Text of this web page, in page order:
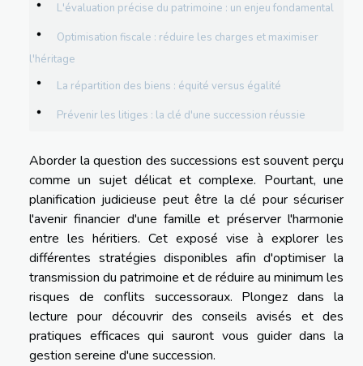
L'évaluation précise du patrimoine : un enjeu fondamental
Optimisation fiscale : réduire les charges et maximiser
l'héritage
La répartition des biens : équité versus égalité
Prévenir les litiges : la clé d'une succession réussie
Aborder la question des successions est souvent perçu
comme un sujet délicat et complexe. Pourtant, une
planification judicieuse peut être la clé pour sécuriser
l'avenir financier d'une famille et préserver l'harmonie
entre les héritiers. Cet exposé vise à explorer les
différentes stratégies disponibles afin d'optimiser la
transmission du patrimoine et de réduire au minimum les
risques de conflits successoraux. Plongez dans la
lecture pour découvrir des conseils avisés et des
pratiques efficaces qui sauront vous guider dans la
gestion sereine d'une succession.